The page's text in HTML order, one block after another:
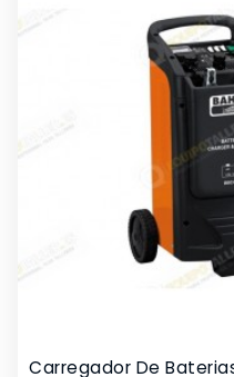
Carregador De